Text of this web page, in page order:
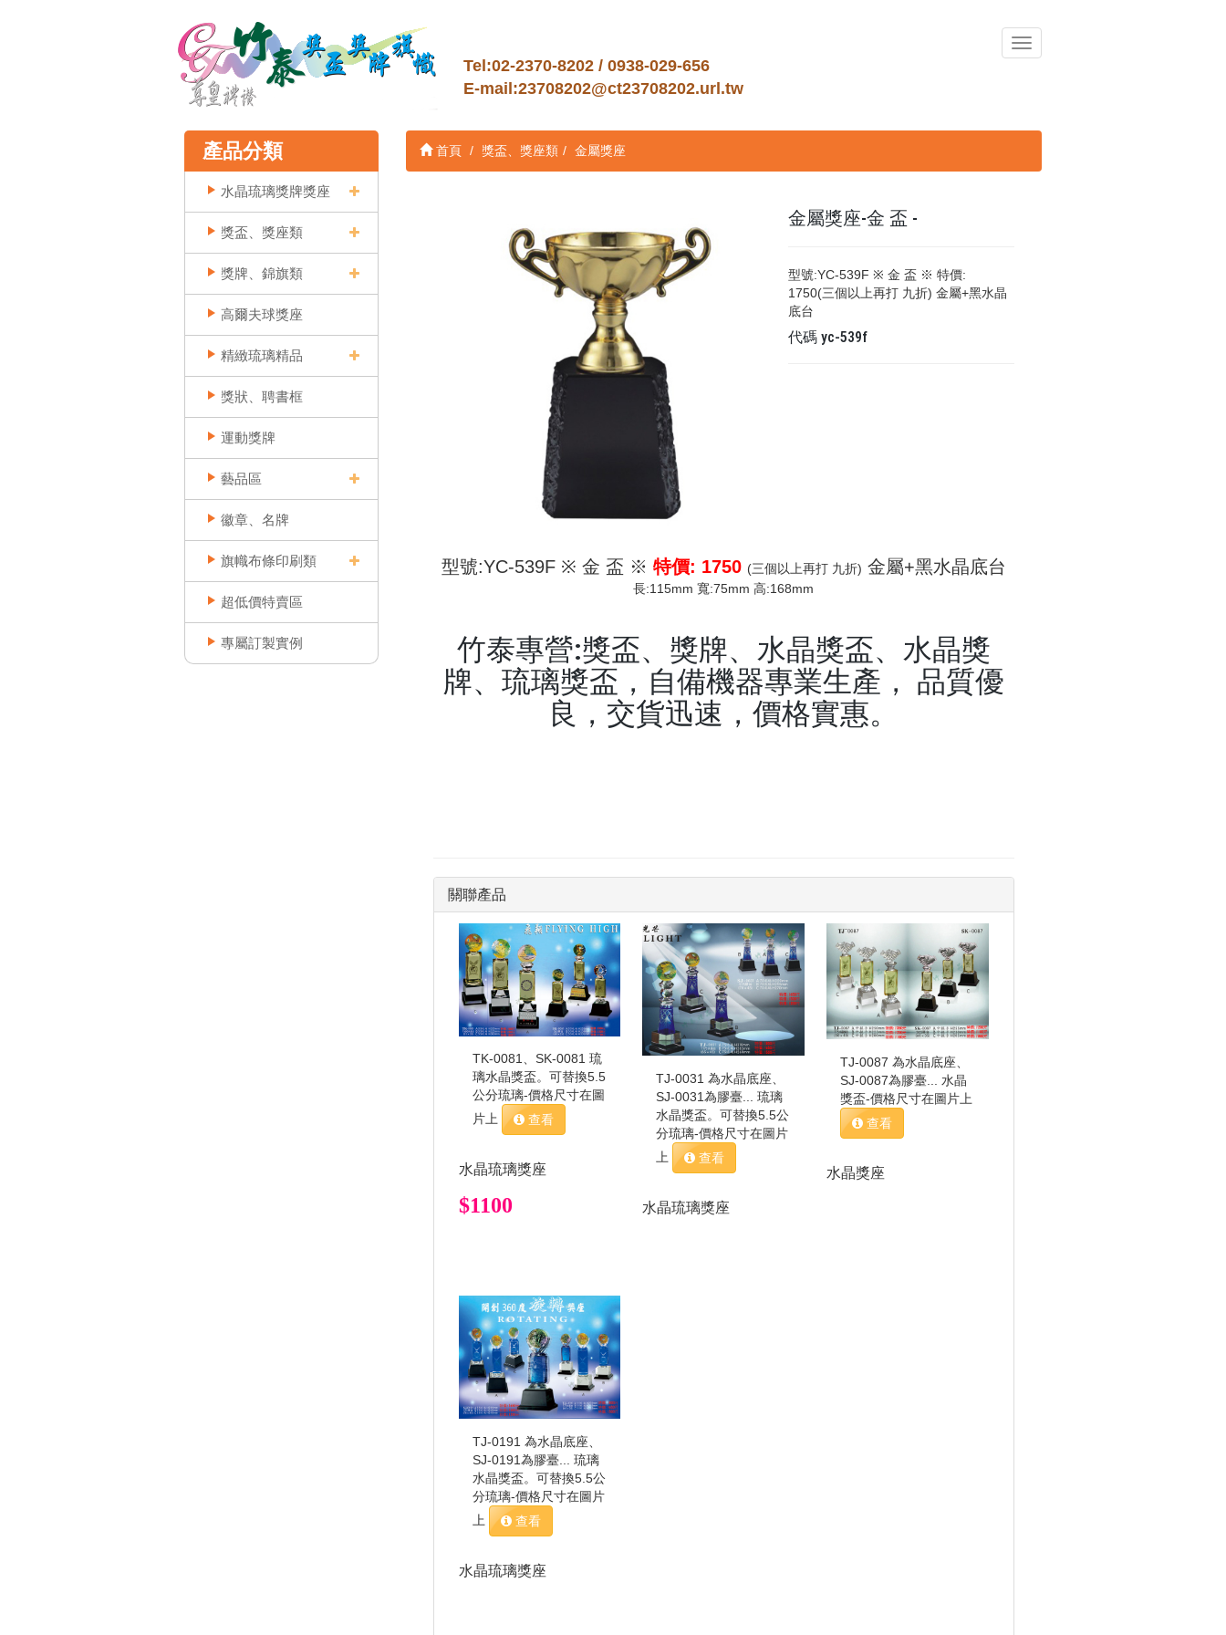
導
覽
Tel:02-2370-8202 / 0938-029-656
E-mail:23708202@ct23708202.url.tw
產品分類
水晶琉璃獎牌獎座
獎盃、獎座類
獎牌、錦旗類
高爾夫球獎座
精緻琉璃精品
獎狀、聘書框
運動獎牌
藝品區
徽章、名牌
旗幟布條印刷類
超低價特賣區
專屬訂製實例
首頁 獎盃、獎座類 金屬獎座
金屬獎座-金 盃 -
型號:YC-539F ※ 金 盃 ※ 特價:
1750(三個以上再打 九折) 金屬+黑水晶
底台
代碼 yc-539f
型號:YC-539F ※ 金 盃 ※ 特價: 1750 (三個以上再打 九折) 金屬+黑水晶底台
長:115mm 寬:75mm 高:168mm
竹泰專營:獎盃、獎牌、水晶獎盃、水晶獎
牌、琉璃獎盃，自備機器專業生產， 品質優
良，交貨迅速，價格實惠。
關聯產品
TK-0081、SK-0081 琉
璃水晶獎盃。可替換5.5
公分琉璃-價格尺寸在圖
片上
查看
水晶琉璃獎座
$1100
TJ-0031 為水晶底座、
SJ-0031為膠臺... 琉璃
水晶獎盃。可替換5.5公
分琉璃-價格尺寸在圖片
上
查看
水晶琉璃獎座
TJ-0087 為水晶底座、
SJ-0087為膠臺... 水晶
獎盃-價格尺寸在圖片上
查看
水晶獎座
TJ-0191 為水晶底座、
SJ-0191為膠臺... 琉璃
水晶獎盃。可替換5.5公
分琉璃-價格尺寸在圖片
上
查看
水晶琉璃獎座